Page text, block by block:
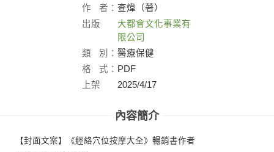
作 者： 查煒（著）
出版
大都會文化事業有
限公司
類
別： 醫療保健
格
式： PDF
上架
2025/4/17
內容簡介
【封面文案】《經絡穴位按摩大全》暢銷書作者